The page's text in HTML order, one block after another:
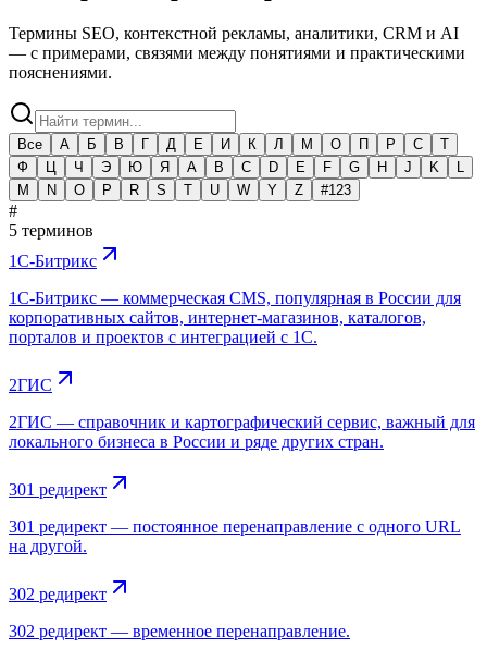
Термины SEO, контекстной рекламы, аналитики, CRM и AI
— с примерами, связями между понятиями и практическими
пояснениями.
Все А Б В Г Д Е И К Л М О П Р С
Т
Ф
Ч Э Ю Я A B C D E F G H J K
M
N O P R S T U W Y Z #123
#
5 терминов
1C-Битрикс
1C-Битрикс — коммерческая CMS, популярная в России для
корпоративных сайтов, интернет-магазинов, каталогов,
порталов и проектов с интеграцией с 1С.
2ГИС
2ГИС — справочник и картографический сервис, важный для
локального бизнеса в России и ряде других стран.
301 редирект
301 редирект — постоянное перенаправление с одного URL
на другой.
302 редирект
302 редирект — временное перенаправление.